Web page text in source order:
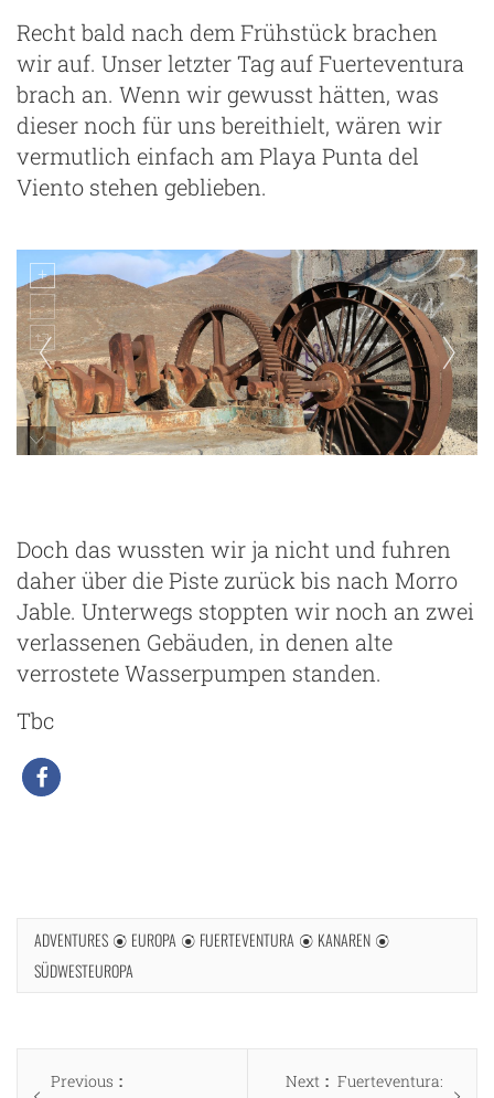
Recht bald nach dem Frühstück brachen
wir auf. Unser letzter Tag auf Fuerteventura
brach an. Wenn wir gewusst hätten, was
dieser noch für uns bereithielt, wären wir
vermutlich einfach am Playa Punta del
Viento stehen geblieben.
Doch das wussten wir ja nicht und fuhren
daher über die Piste zurück bis nach Morro
Jable. Unterwegs stoppten wir noch an zwei
verlassenen Gebäuden, in denen alte
verrostete Wasserpumpen standen.
Tbc
ADVENTURES EUROPA FUERTEVENTURA
KANAREN
SÜDWESTEUROPA
Beitragsnavigation
Previous Next
Next
Fuerteventura: